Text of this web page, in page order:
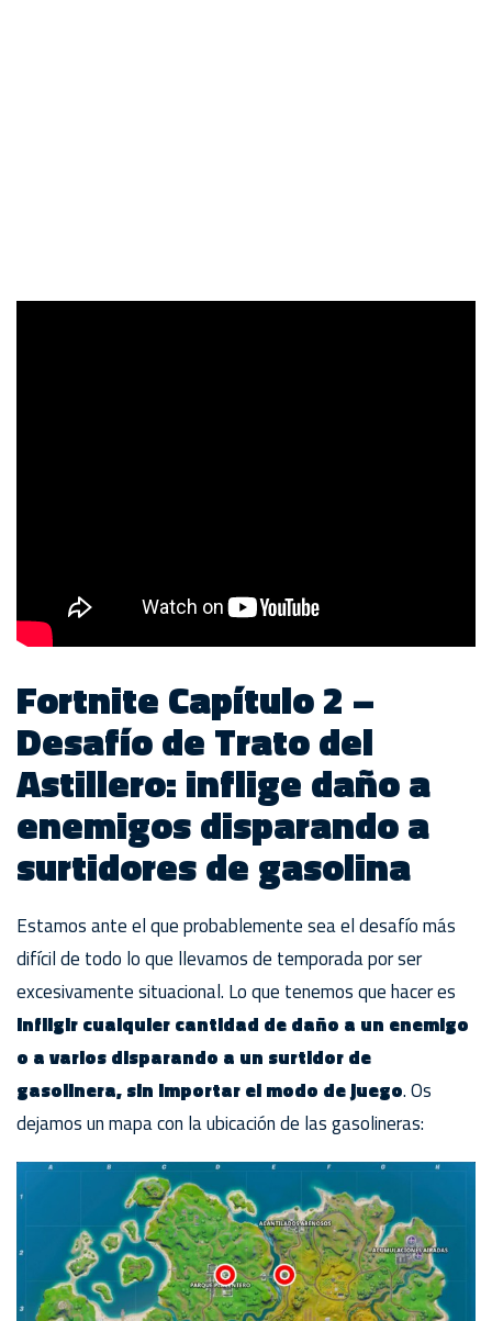
Fortnite Capítulo 2 –
Desafío de Trato del
Astillero: inflige daño a
enemigos disparando a
surtidores de gasolina
Estamos ante el que probablemente sea el desafío más
difícil de todo lo que llevamos de temporada por ser
excesivamente situacional. Lo que tenemos que hacer es
infligir cualquier cantidad de daño a un enemigo
o a varios disparando a un surtidor de
gasolinera, sin importar el modo de juego. Os
dejamos un mapa con la ubicación de las gasolineras: